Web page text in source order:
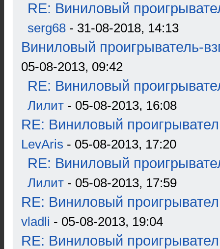
RE: Виниловый
serg68 - 31-08-2018, 14:13
Виниловый проигрыватель-
05-08-2013, 09:42
RE: Виниловый
Лилит - 05-08-2013, 16:08
RE: Виниловый
LevAris - 05-08-2013, 17:20
RE: Виниловый
Лилит - 05-08-2013, 17:59
RE: Виниловый
vladli - 05-08-2013, 19:04
RE: Виниловый